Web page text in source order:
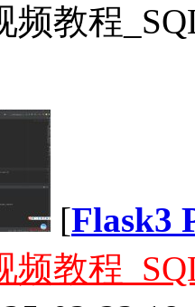
频教程
[Flask3
频教程